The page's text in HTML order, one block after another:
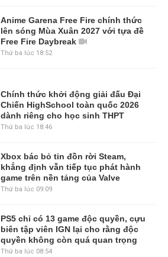
Anime Garena Free Fire chính thức
lên sóng Mùa Xuân 2027 với tựa đề
Free Fire Daybreak
Thứ ba lúc 18:52
Chính thức khởi động giải đấu Đại
Chiến HighSchool toàn quốc 2026
dành riêng cho học sinh THPT
Thứ ba lúc 18:46
Xbox bác bỏ tin đồn rời Steam,
khẳng định vẫn tiếp tục phát hành
game trên nền tảng của Valve
Thứ ba lúc 09:09
PS5 chỉ có 13 game độc quyền, cựu
biên tập viên IGN lại cho rằng độc
quyền không còn quá quan trọng
Thứ ba lúc 08:54